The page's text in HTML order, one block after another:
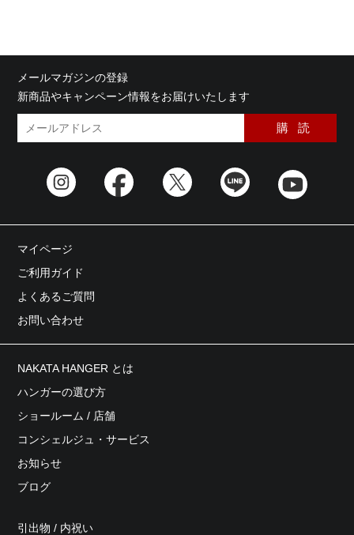
メールマガジンの登録
新商品やキャンペーン情報をお届けいたします
マイページ
ご利用ガイド
よくあるご質問
お問い合わせ
NAKATA HANGER とは
ハンガーの選び方
ショールーム / 店舗
コンシェルジュ・サービス
お知らせ
ブログ
引出物 / 内祝い